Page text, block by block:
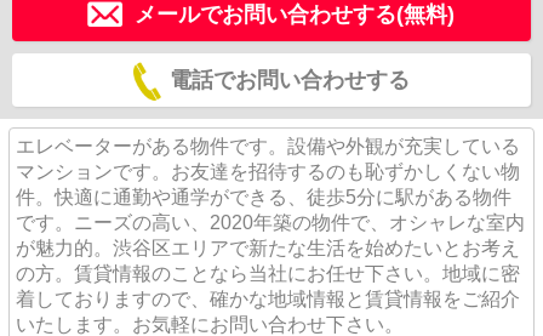
メールでお問い合わせする(無料)
電話でお問い合わせする
エレベーターがある物件です。設備や外観が充実している
マンションです。お友達を招待するのも恥ずかしくない物
件。快適に通勤や通学ができる、徒歩5分に駅がある物件
です。ニーズの高い、2020年築の物件で、オシャレな室内
が魅力的。渋谷区エリアで新たな生活を始めたいとお考え
の方。賃貸情報のことなら当社にお任せ下さい。地域に密
着しておりますので、確かな地域情報と賃貸情報をご紹介
いたします。お気軽にお問い合わせ下さい。